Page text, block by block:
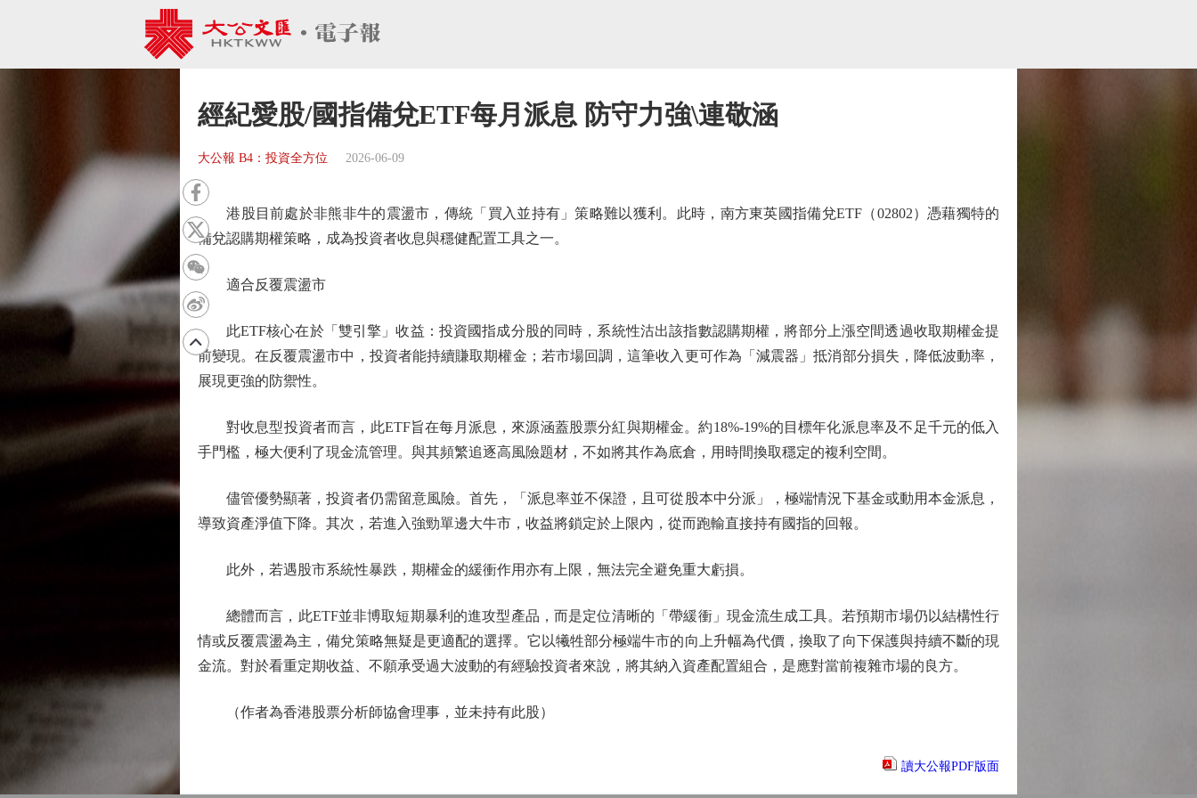
經紀愛股/國指備兌ETF每月派息 防守力強\連敬涵
大公報 B4：投資全方位 2026-06-09
港股目前處於非熊非牛的震盪市，傳統「買入並持有」策略難以獲利。此時，南方東英國指備兌ETF（02802）憑藉獨特的
備兌認購期權策略，成為投資者收息與穩健配置工具之一。
適合反覆震盪市
此ETF核心在於「雙引擎」收益：投資國指成分股的同時，系統性沽出該指數認購期權，將部分上漲空間透過收取期權金提
前變現。在反覆震盪市中，投資者能持續賺取期權金；若市場回調，這筆收入更可作為「減震器」抵消部分損失，降低波動率，
展現更強的防禦性。
對收息型投資者而言，此ETF旨在每月派息，來源涵蓋股票分紅與期權金。約18%-19%的目標年化派息率及不足千元的低入
手門檻，極大便利了現金流管理。與其頻繁追逐高風險題材，不如將其作為底倉，用時間換取穩定的複利空間。
儘管優勢顯著，投資者仍需留意風險。首先，「派息率並不保證，且可從股本中分派」，極端情況下基金或動用本金派息，
導致資產淨值下降。其次，若進入強勁單邊大牛市，收益將鎖定於上限內，從而跑輸直接持有國指的回報。
此外，若遇股市系統性暴跌，期權金的緩衝作用亦有上限，無法完全避免重大虧損。
總體而言，此ETF並非博取短期暴利的進攻型產品，而是定位清晰的「帶緩衝」現金流生成工具。若預期市場仍以結構性行
情或反覆震盪為主，備兌策略無疑是更適配的選擇。它以犧牲部分極端牛市的向上升幅為代價，換取了向下保護與持續不斷的現
金流。對於看重定期收益、不願承受過大波動的有經驗投資者來說，將其納入資產配置組合，是應對當前複雜市場的良方。
（作者為香港股票分析師協會理事，並未持有此股）
讀大公報PDF版面